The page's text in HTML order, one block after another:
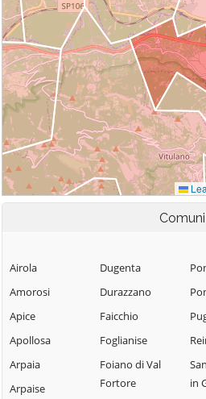
Comuni
Airola
Amorosi
Apice
Apollosa
Arpaia
Arpaise
Dugenta
Durazzano
Faicchio
Foglianise
Foiano di Val
Fortore
in